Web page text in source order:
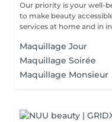
Our priority is your well-being &
to make beauty
services at home and in
Maquillage Jour
Maquillage Soirée
Maquillage Monsieur